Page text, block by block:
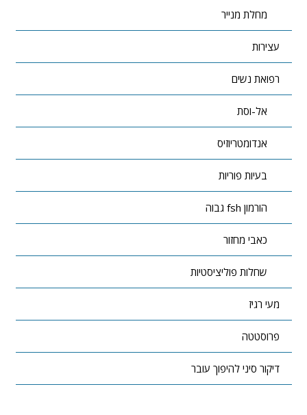
מחלת מנייר
עצירות
רפואת נשים
אל-וסת
אנדומטריוזיס
בעיות פוריות
הורמון fsh גבוה
כאבי מחזור
שחלות פוליציסטיות
מעי רגיז
פרוסטטה
דיקור סיני להיפוך עובר